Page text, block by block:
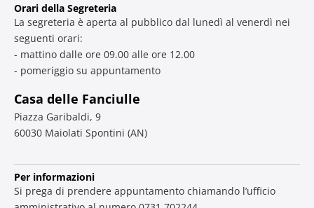
Orari della Segreteria
La segreteria è aperta al pubblico dal lunedì al venerdì nei
seguenti orari:
- mattino dalle ore 09.00 alle ore 12.00
- pomeriggio su appuntamento
Casa delle Fanciulle
Piazza Garibaldi, 9
60030 Maiolati Spontini (AN)
Per informazioni
Si prega di prendere appuntamento chiamando l’ufficio